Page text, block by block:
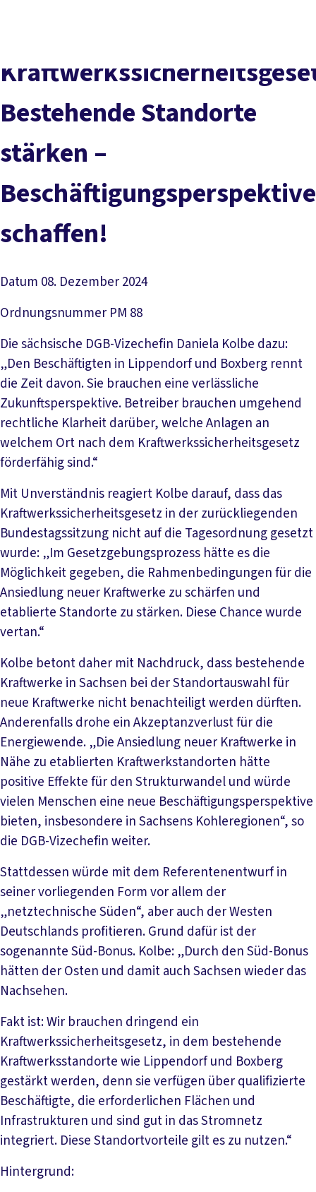
Service
Mitmachen
Bestehende Standorte
stärken –
schaffen!
Datum 08. Dezember 2024
Ordnungsnummer PM 88
Die sächsische DGB-Vizechefin Daniela Kolbe dazu:
„Den Beschäftigten in Lippendorf und Boxberg rennt
die Zeit davon. Sie brauchen eine verlässliche
Zukunftsperspektive. Betreiber brauchen umgehend
rechtliche Klarheit darüber, welche Anlagen an
welchem Ort nach dem Kraftwerkssicherheitsgesetz
förderfähig sind.“
Mit Unverständnis reagiert Kolbe darauf, dass das
Kraftwerkssicherheitsgesetz in der zurückliegenden
Bundestagssitzung nicht auf die Tagesordnung gesetzt
wurde: „Im Gesetzgebungsprozess hätte es die
Möglichkeit gegeben, die Rahmenbedingungen für die
Ansiedlung neuer Kraftwerke zu schärfen und
etablierte Standorte zu stärken. Diese Chance wurde
vertan.“
Kolbe betont daher mit Nachdruck, dass bestehende
Kraftwerke in Sachsen bei der Standortauswahl für
neue Kraftwerke nicht benachteiligt werden dürften.
Anderenfalls drohe ein Akzeptanzverlust für die
Energiewende. „Die Ansiedlung neuer Kraftwerke in
Nähe zu etablierten Kraftwerkstandorten hätte
positive Effekte für den Strukturwandel und würde
vielen Menschen eine neue Beschäftigungsperspektive
bieten, insbesondere in Sachsens Kohleregionen“, so
die DGB-Vizechefin weiter.
Stattdessen würde mit dem Referentenentwurf in
seiner vorliegenden Form vor allem der
„netztechnische Süden“, aber auch der Westen
Deutschlands profitieren. Grund dafür ist der
sogenannte Süd-Bonus. Kolbe: „Durch den Süd-Bonus
hätten der Osten und damit auch Sachsen wieder das
Nachsehen.
Fakt ist: Wir brauchen dringend ein
Kraftwerkssicherheitsgesetz, in dem bestehende
Kraftwerksstandorte wie Lippendorf und Boxberg
gestärkt werden, denn sie verfügen über qualifizierte
Beschäftigte, die erforderlichen Flächen und
Infrastrukturen und sind gut in das Stromnetz
integriert. Diese Standortvorteile gilt es zu nutzen.“
Hintergrund: